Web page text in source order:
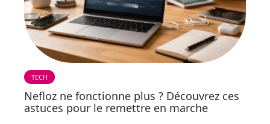
TECH
Nefloz ne fonctionne plus ? Découvrez ces
astuces pour le remettre en marche